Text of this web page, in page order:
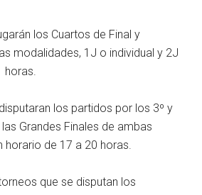
los Cuartos de Final y
modalidades, 1J o individual y 2J
horas.
los partidos por los 3º y
Grandes Finales de ambas
horario de 17 a 20 horas.
que se disputan los